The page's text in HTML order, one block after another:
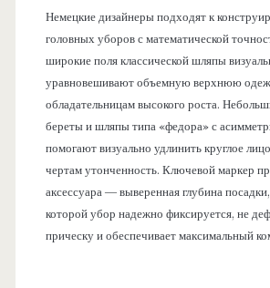
Немецкие дизайнеры подходят к
головных уборов с математической
широкие поля классической шляпы
уравновешивают объемную верхнюю
обладательницам высокого роста.
береты и шляпы типа «федора» с
помогают визуально удлинить круглое
чертам утонченность. Ключевой маркер
аксессуара — выверенная глубина
которой убор надежно фиксируется, не
прическу и обеспечивает максимальный